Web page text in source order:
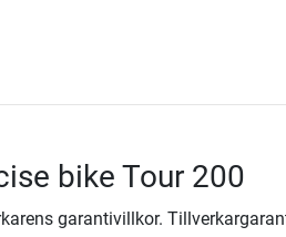
bike Tour 200
garantivillkor.